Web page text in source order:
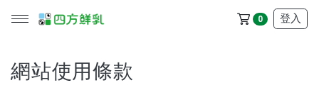
0 登入
網站使用條款